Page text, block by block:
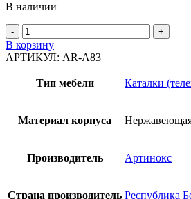
В наличии
Количество
товара
Каталка
A83
В корзину
АРТИКУЛ: AR-A83
Тип мебели Каталки
Материал корпуса Нержавеющая
Производитель Артинокс
Страна производитель Республика